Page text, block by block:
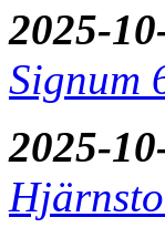
2025-
Signum
2025-